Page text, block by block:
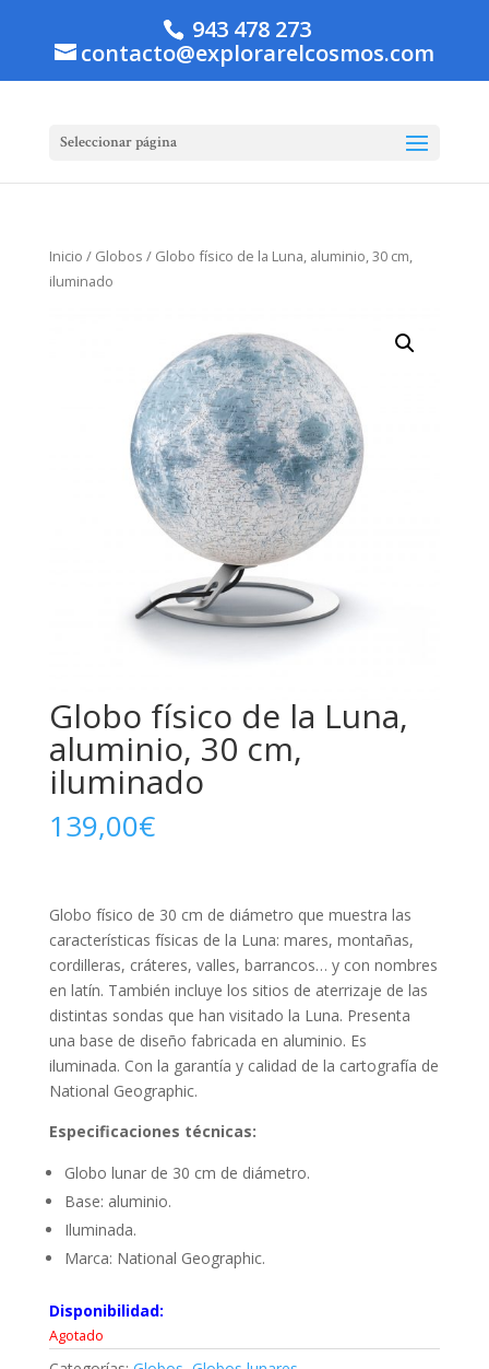
943 478 273
contacto@explorarelcosmos.com
Seleccionar página
Inicio / Globos / Globo físico de la Luna, aluminio, 30 cm,
iluminado
Globo físico de la Luna,
aluminio, 30 cm,
iluminado
139,00€
Globo físico de 30 cm de diámetro que muestra las
características físicas de la Luna: mares, montañas,
cordilleras, cráteres, valles, barrancos… y con nombres
en latín. También incluye los sitios de aterrizaje de las
distintas sondas que han visitado la Luna. Presenta
una base de diseño fabricada en aluminio. Es
iluminada. Con la garantía y calidad de la cartografía de
National Geographic.
Especificaciones técnicas:
Globo lunar de 30 cm de diámetro.
Base: aluminio.
Iluminada.
Marca: National Geographic.
Disponibilidad:
Agotado